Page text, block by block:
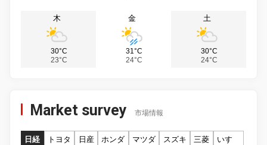
木
30°C
23°C
金
31°C
24°C
土
30°C
24°C
Market survey 市場情報
日経 トヨタ 日産 ホンダ マツダ スズキ 三菱
いすゞ